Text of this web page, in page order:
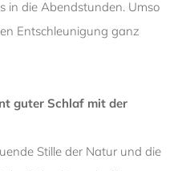
in die Abendstunden. Umso
Entschleunigung ganz
guter Schlaf mit der
Stille der Natur und die